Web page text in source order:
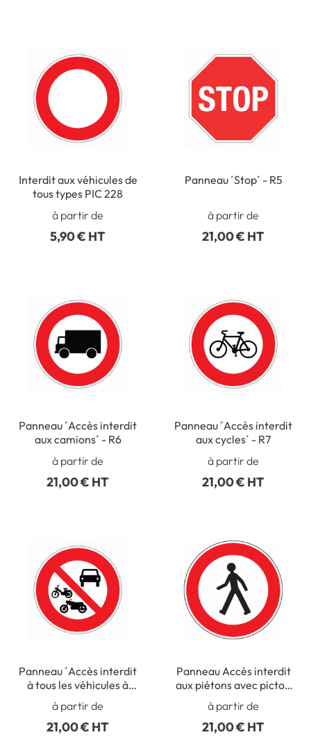
Interdit aux véhicules de
tous types PIC 228
à partir de
5,90 € HT
Panneau ´Stop´ - R5
à partir de
21,00 € HT
Panneau ´Accès interdit
aux camions´ - R6
à partir de
21,00 € HT
Panneau ´Accès interdit
aux cycles´ - R7
à partir de
21,00 € HT
Panneau ´Accès interdit
à tous les véhicules à
moteur´ - R8
à partir de
21,00 € HT
Panneau Accès interdit
aux piétons avec picto -
à partir de
21,00 € HT